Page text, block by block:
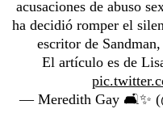
acusaciones de abuso
ha decidió romper el
escritor de
El artículo es de
— Meredith Gay 🛋️✨